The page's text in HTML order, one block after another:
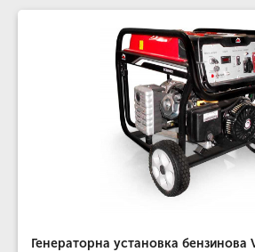
Генераторна установка бензинова